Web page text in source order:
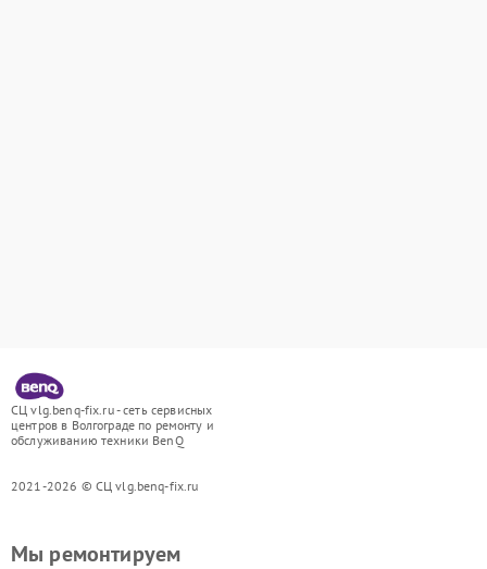
СЦ vlg.benq-fix.ru - сеть сервисных
центров в Волгограде по ремонту и
обслуживанию техники BenQ
2021-2026 © СЦ vlg.benq-fix.ru
Мы ремонтируем